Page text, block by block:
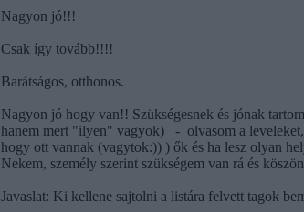
Nagyon jó!!!
Csak így tovább!!!!
Barátságos, otthonos.
Nagyon jó hogy van!! Szükségesnek és jónak
hanem mert "ilyen" vagyok)
- olvasom a
hogy ott vannak (vagytok:)) ) ők és ha lesz olyan
Nekem, személy szerint szükségem van rá és
Javaslat: Ki kellene sajtolni a listára felvett tagok